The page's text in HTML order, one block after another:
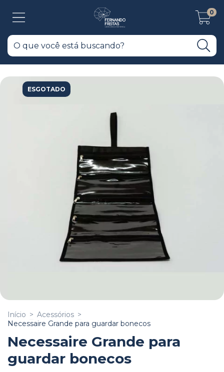
0
ESGOTADO
Início > Acessórios >
Necessaire Grande para guardar bonecos
Necessaire Grande para
guardar bonecos